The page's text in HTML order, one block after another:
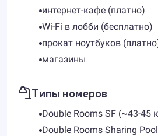
интернет-кафе (платно)
Wi-Fi в лобби (бесплатно)
прокат ноутбуков
магазины
Типы номеров
Double Rooms SF (~43-45
Double Rooms Sharing